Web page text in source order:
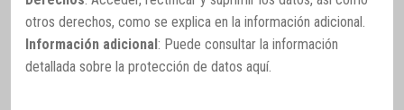
otros derechos, como se explica en la información adicional.
Información adicional : Puede consultar la información
detallada sobre la protección de datos aquí.